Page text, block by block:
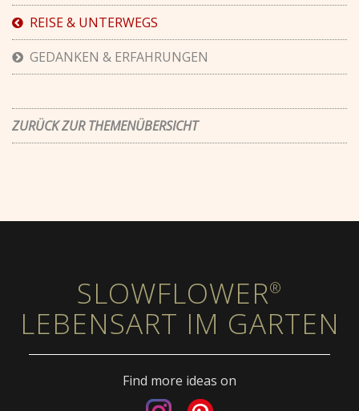
REISE & UNTERWEGS
GEDANKEN & ERFAHRUNGEN
ZURÜCK ZUR THEMENÜBERSICHT
SLOWFLOWER®
LEBENSART IM GARTEN
Find more ideas on